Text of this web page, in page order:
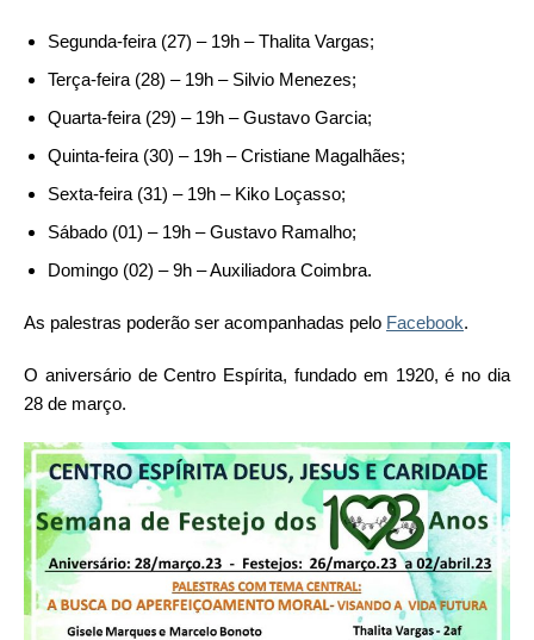
Segunda-feira (27) – 19h – Thalita Vargas;
Terça-feira (28) – 19h – Silvio Menezes;
Quarta-feira (29) – 19h – Gustavo Garcia;
Quinta-feira (30) – 19h – Cristiane Magalhães;
Sexta-feira (31) – 19h – Kiko Loçasso;
Sábado (01) – 19h – Gustavo Ramalho;
Domingo (02) – 9h – Auxiliadora Coimbra.
As palestras poderão ser acompanhadas pelo Facebook.
O aniversário de Centro Espírita, fundado em 1920, é no dia
28 de março.